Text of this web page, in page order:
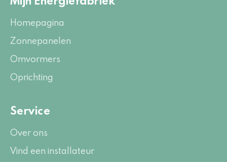
Homepagina
Zonnepanelen
Omvormers
Oprichting
Service
Over ons
Vind een installateur